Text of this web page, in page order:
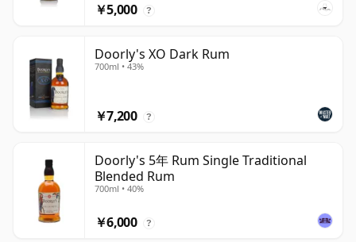
￥5,000 ?
Doorly's XO Dark Rum
700ml • 43%
￥7,200 ?
Doorly's 5年 Rum Single Traditional
Blended Rum
700ml • 40%
￥6,000 ?